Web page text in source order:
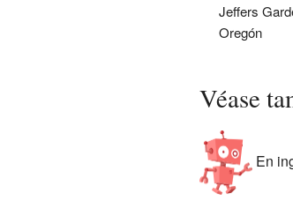
Jeffers
Oregón
Véase
En